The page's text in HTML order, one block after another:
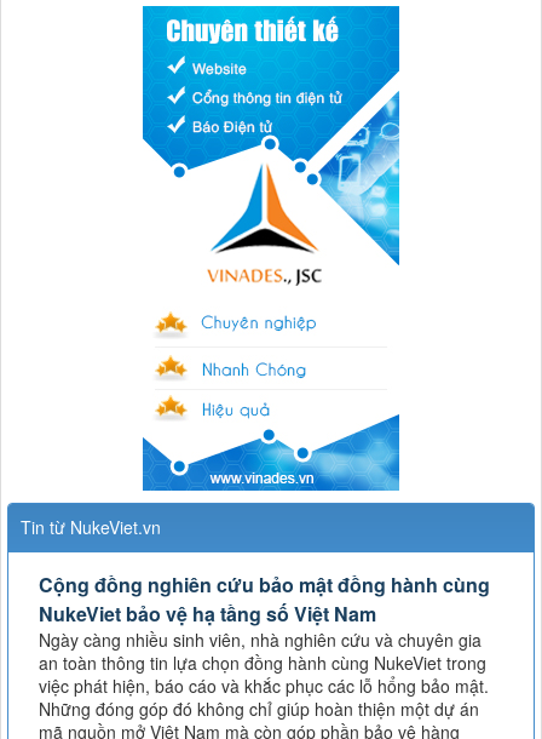
Tin từ NukeViet.vn
Cộng đồng nghiên cứu bảo mật đồng hành cùng
NukeViet bảo vệ hạ tầng số Việt Nam
Ngày càng nhiều sinh viên, nhà nghiên cứu và chuyên gia
an toàn thông tin lựa chọn đồng hành cùng NukeViet trong
việc phát hiện, báo cáo và khắc phục các lỗ hổng bảo mật.
Những đóng góp đó không chỉ giúp hoàn thiện một dự án
mã nguồn mở Việt Nam mà còn góp phần bảo vệ hàng